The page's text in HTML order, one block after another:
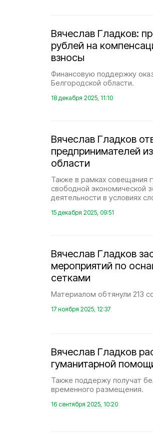
Вячеслав Гладков:
рублей на
взносы
Финансовую поддержку
Белгородской области.
18 декабря 2025, 11:10
Вячеслав Гладков
предпринимателей
области
Также в рамках совещания
свободной экономической
деятельности в условиях
15 декабря 2025, 09:51
Вячеслав Гладков
мероприятий по
сетками
Материалом обтянули 213
17 ноября 2025, 12:37
Вячеслав Гладков
гуманитарной
Также поддержу получат
временного размещения.
16 сентября 2025, 10:20